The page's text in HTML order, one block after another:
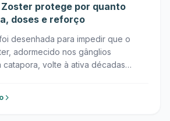
protege por quanto
doses e reforço
desenhada para impedir que o
adormecido nos gânglios
volte à ativa décadas